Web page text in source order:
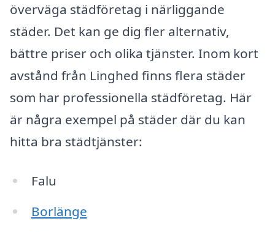
överväga städföretag i närliggande
städer. Det kan ge dig fler alternativ,
bättre priser och olika tjänster. Inom kort
avstånd från Linghed finns flera städer
som har professionella städföretag. Här
är några exempel på städer där du kan
hitta bra städtjänster:
Falu
Borlänge